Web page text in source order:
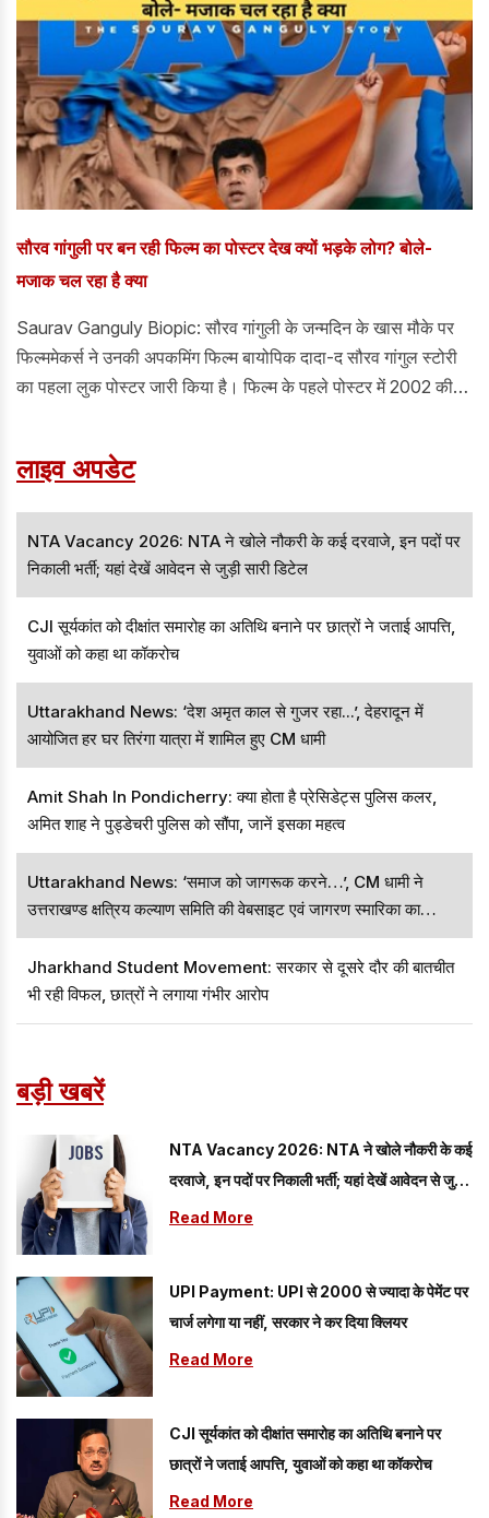
तस्वीरें पोस्ट कीं और इंस्टाग्राम पर लिखा, "सलमान खान डर गया। जो डर
गया वो मर गया
सौरव गांगुली पर बन रही फिल्म का पोस्टर देख क्यों भड़के लोग? बोले-
मजाक चल रहा है क्या
Saurav Ganguly Biopic: सौरव गांगुली के जन्मदिन के खास मौके पर
फिल्ममेकर्स ने उनकी अपकमिंग फिल्म बायोपिक दादा-द सौरव गांगुल स्टोरी
का पहला लुक पोस्टर जारी किया है। फिल्म के पहले पोस्टर में 2002 की
लाइव अपडेट
NTA Vacancy 2026: NTA ने खोले नौकरी के कई दरवाजे, इन पदों पर
निकाली भर्ती; यहां देखें आवेदन से जुड़ी सारी डिटेल
CJI सूर्यकांत को दीक्षांत समारोह का अतिथि बनाने पर छात्रों ने जताई आपत्ति,
युवाओं को कहा था कॉकरोच
Uttarakhand News: ‘देश अमृत काल से गुजर रहा...’, देहरादून में
आयोजित हर घर तिरंगा यात्रा में शामिल हुए CM धामी
Amit Shah In Pondicherry: क्या होता है प्रेसिडेट्स पुलिस कलर,
अमित शाह ने पुड्डेचरी पुलिस को सौंपा, जानें इसका महत्व
Uttarakhand News: ‘समाज को जागरूक करने…’, CM धामी ने
उत्तराखण्ड क्षत्रिय कल्याण समिति की वेबसाइट एवं जागरण स्मारिका का
विमोचन किया
Jharkhand Student Movement: सरकार से दूसरे दौर की बातचीत
भी रही विफल, छात्रों ने लगाया गंभीर आरोप
बड़ी खबरें
NTA Vacancy 2026: NTA ने खोले नौकरी के कई
दरवाजे, इन पदों पर निकाली भर्ती; यहां देखें आवेदन से जुड़ी
सारी डिटेल
Read More
UPI Payment: UPI से 2000 से ज्यादा के पेमेंट पर
चार्ज लगेगा या नहीं, सरकार ने कर दिया क्लियर
Read More
CJI सूर्यकांत को दीक्षांत समारोह का अतिथि बनाने पर
छात्रों ने जताई आपत्ति, युवाओं को कहा था कॉकरोच
Read More